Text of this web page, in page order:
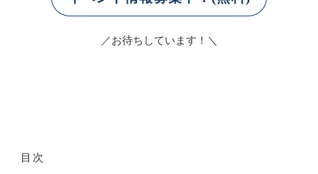
／お待ちしています！＼
目次